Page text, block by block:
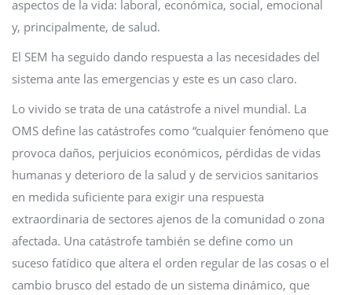
aspectos de la vida: laboral, económica, social, emocional
y, principalmente, de salud.
El SEM ha seguido dando respuesta a las necesidades del
sistema ante las emergencias y este es un caso claro.
Lo vivido se trata de una catástrofe a nivel mundial. La
OMS define las catástrofes como “cualquier fenómeno que
provoca daños, perjuicios económicos, pérdidas de vidas
humanas y deterioro de la salud y de servicios sanitarios
en medida suficiente para exigir una respuesta
extraordinaria de sectores ajenos de la comunidad o zona
afectada. Una catástrofe también se define como un
suceso fatídico que altera el orden regular de las cosas o el
cambio brusco del estado de un sistema dinámico, que